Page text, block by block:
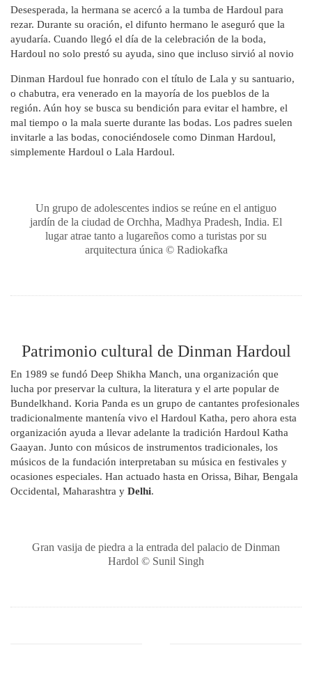
Desesperada, la hermana se acercó a la tumba de Hardoul para
rezar. Durante su oración, el difunto hermano le aseguró que la
ayudaría. Cuando llegó el día de la celebración de la boda,
Hardoul no solo prestó su ayuda, sino que incluso sirvió al novio
Dinman Hardoul fue honrado con el título de Lala y su santuario,
o chabutra, era venerado en la mayoría de los pueblos de la
región. Aún hoy se busca su bendición para evitar el hambre, el
mal tiempo o la mala suerte durante las bodas. Los padres suelen
invitarle a las bodas, conociéndosele como Dinman Hardoul,
simplemente Hardoul o Lala Hardoul.
Un grupo de adolescentes indios se reúne en el antiguo
jardín de la ciudad de Orchha, Madhya Pradesh, India. El
lugar atrae tanto a lugareños como a turistas por su
arquitectura única © Radiokafka
Patrimonio cultural de Dinman Hardoul
En 1989 se fundó Deep Shikha Manch, una organización que
lucha por preservar la cultura, la literatura y el arte popular de
Bundelkhand. Koria Panda es un grupo de cantantes profesionales
tradicionalmente mantenía vivo el Hardoul Katha, pero ahora esta
organización ayuda a llevar adelante la tradición Hardoul Katha
Gaayan. Junto con músicos de instrumentos tradicionales, los
músicos de la fundación interpretaban su música en festivales y
ocasiones especiales. Han actuado hasta en Orissa, Bihar, Bengala
Occidental, Maharashtra y Delhi.
Gran vasija de piedra a la entrada del palacio de Dinman
Hardol © Sunil Singh